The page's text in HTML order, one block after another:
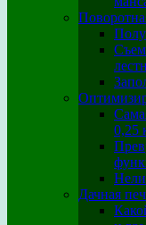
0,25
Дачная